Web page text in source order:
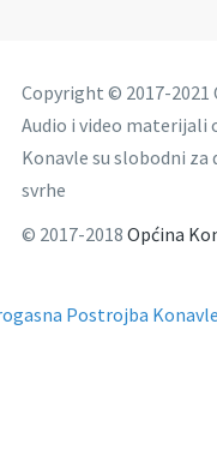
Copyright © 2017-2021
Audio i video materijali
Konavle su slobodni
svrhe
© 2017-2018 Općina